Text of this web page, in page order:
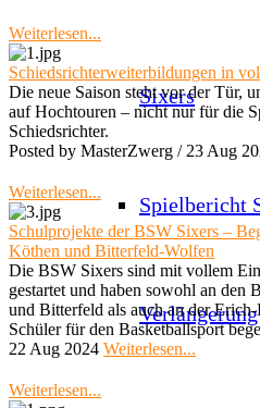
Sixers
Spielbericht
Verlängerung
Weiterlesen...
Schiedsrichterweiterbildungen in
Die neue Saison steht vor der Tür,
auf Hochtouren – nicht nur für die
Schiedsrichter.
Posted by MasterZwerg / 23 Aug
Weiterlesen...
Schulprojekte der BSW Sixers –
Köthen und Bitterfeld-Wolfen
Die BSW Sixers sind mit vollem
gestartet und haben sowohl an den
und Bitterfeld als auch an der
Schüler für den Basketballsport
22 Aug 2024 Weiterlesen...
Weiterlesen...